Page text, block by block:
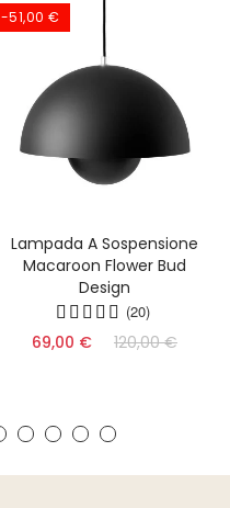
-51,00 €
Lampada A Sospensione
Macaroon Flower Bud
Design
(20)
69,00 € 120,00 €